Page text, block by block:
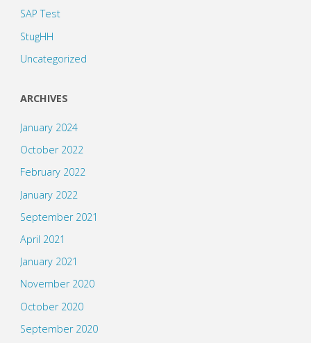
SAP Test
StugHH
Uncategorized
ARCHIVES
January 2024
October 2022
February 2022
January 2022
September 2021
April 2021
January 2021
November 2020
October 2020
September 2020